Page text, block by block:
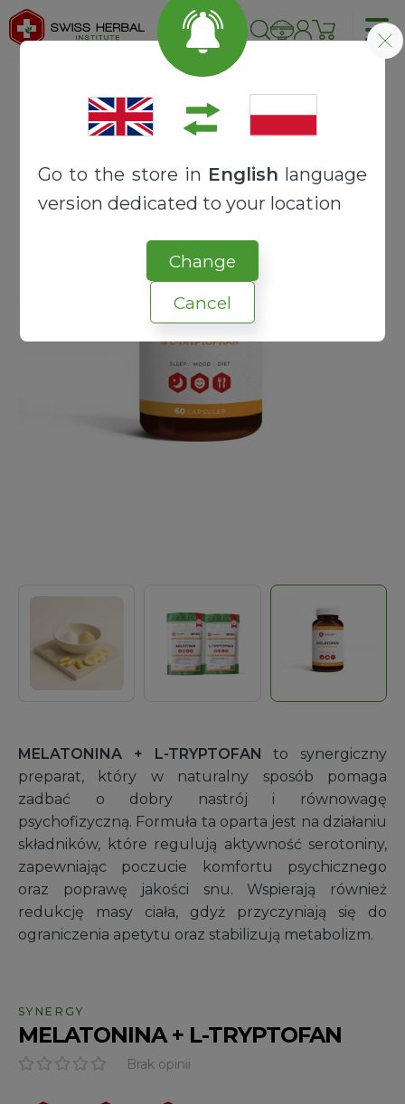
Go to the store in English language
version dedicated to your location
Change
Cancel
Strona główna RECEPTURY
SYNERGY
MELATONINA + L-TRYPTOFAN
MELATONINA + L-TRYPTOFAN to synergiczny
preparat, który w naturalny sposób pomaga
zadbać o dobry nastrój i równowagę
psychofizyczną. Formuła ta oparta jest na działaniu
składników, które regulują aktywność serotoniny,
zapewniając poczucie komfortu psychicznego
oraz poprawę jakości snu. Wspierają również
redukcję masy ciała, gdyż przyczyniają się do
ograniczenia apetytu oraz stabilizują metabolizm.
SYNERGY
MELATONINA + L-TRYPTOFAN
Brak opinii